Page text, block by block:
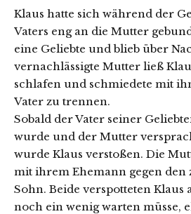
Klaus hatte sich während der
Vaters eng an die Mutter
eine Geliebte und blieb über
vernachlässigte Mutter ließ
schlafen und schmiedete mit
Vater zu trennen.
Sobald der Vater seiner
wurde und der Mutter
wurde Klaus verstoßen. Die
mit ihrem Ehemann gegen den
Sohn. Beide verspotteten Klaus
noch ein wenig warten müsse,